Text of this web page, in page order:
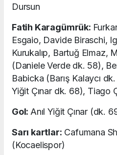
Dursun
Fatih Karagümrük:
Esgaio, Davide Biraschi,
Kurukalıp, Bartuğ Elmaz,
(Daniele Verde dk. 58),
Babicka (Barış Kalaycı
Yiğit Çınar dk. 68), Tiago
Gol:Anıl Yiğit Çınar (dk.
Sarı kartlar: Cafumana
(Kocaelispor)